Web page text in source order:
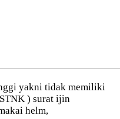
yakni tidak memiliki
) surat ijin
helm,